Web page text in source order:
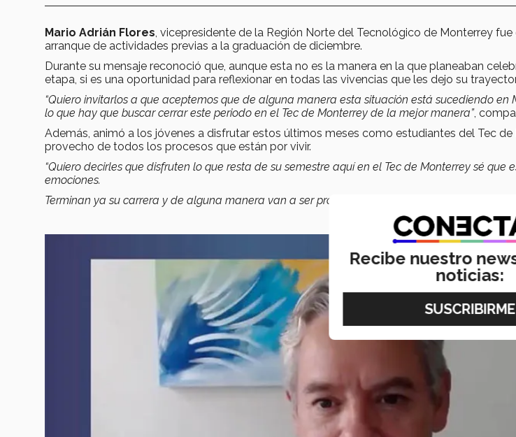
Mario Adrián Flores, vicepresidente de la Región Norte del Tecnológico de Monterrey
arranque de actividades previas a la graduación de diciembre.
Durante su mensaje reconoció que, aunque esta no es la manera en la que planeaban
etapa, si es una oportunidad para reflexionar en todas las vivencias que les dejo su
“Quiero invitarlos a que aceptemos que de alguna manera esta situación está sucediendo en
lo que hay que buscar cerrar este periodo en el Tec de Monterrey de la mejor manera”,
Además, animó a los jóvenes a disfrutar estos últimos meses como estudiantes del Tec
provecho de todos los procesos que están por vivir.
“Quiero decirles que disfruten lo que resta de su semestre aquí en el Tec de Monterrey sé que
emociones.
Terminan ya su carrera y de alguna manera van a ser profesionistas en la carrera que están
Recibe nuestro
noticias: